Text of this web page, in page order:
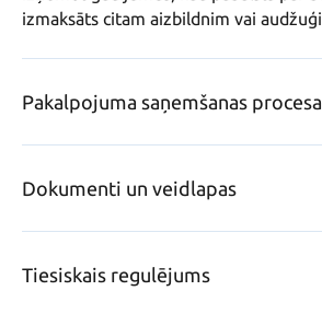
izmaksāts citam aizbildnim vai
Pakalpojuma saņemšanas
Dokumenti un veidlapas
Tiesiskais regulējums